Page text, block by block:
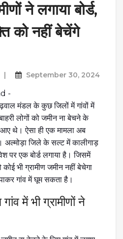
ने लगाया बोर्ड,
को नहीं बेचेंगे
September 30, 2024
-
मंडल के कुछ जिलों में गांवों में
लोगों को जमीन ना बेचने के
आए थे। ऐसा ही एक मामला अब
जिले के सल्ट में कालीगाड़
पर एक बोर्ड लगाया है। जिसमें
कोई भी ग्रामीण जमीन नहीं बेचेगा
गांव में घूम सकता है।
में भी ग्रामीणों ने